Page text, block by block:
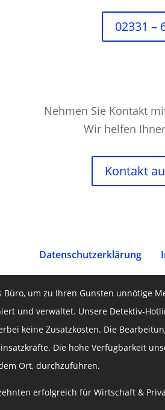
02331 –
Nehmen Sie Kontakt
Wir helfen
Kontakt
Datenschutz­erklärung
um zu Ihren Gunsten unnötige
und verwaltet. Unsere Detektiv-
keine Zusatzkosten. Die
Die hohe Verfügbarkeit
Ort, durchzuführen.
erfolgreich für Wirtschaft &